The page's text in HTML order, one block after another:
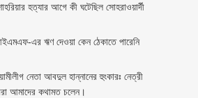
হত্যার আগে কী ঘটেছিল সোহরাওয়ার্দী
এর ঋণ দেওয়া কেন ঠেকাতে পারেনি
নেতা আবদুল হান্নানের হুংকারঃ নেত্রী
আমাদের কথামত চলেন।